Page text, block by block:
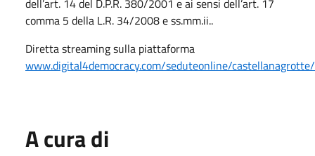
comma 5 della L.R. 34/2008 e ss.mm.ii..
Diretta streaming sulla piattaforma
www.digital4democracy.com/seduteonline/castellanagrotte/
A cura di